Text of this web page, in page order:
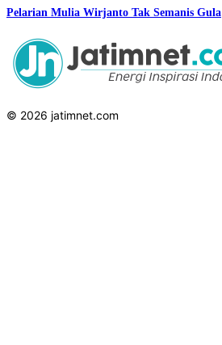
Pelarian Mulia Wirjanto Tak Semanis Gula
© 2026 jatimnet.com